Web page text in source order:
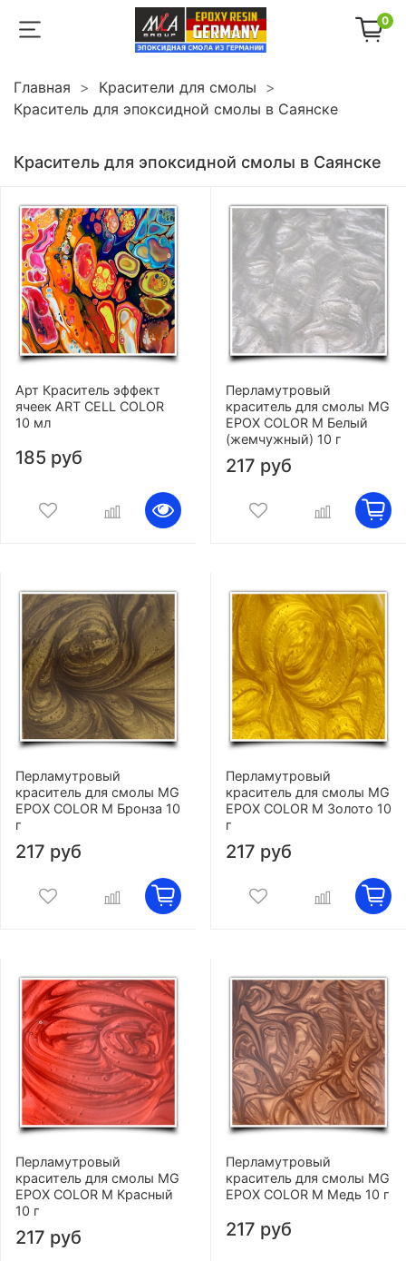
0
Главная
Красители для смолы
Краситель для эпоксидной смолы в Саянске
Краситель для эпоксидной смолы в Саянске
Арт Краситель эффект
ячеек ART CELL COLOR
10 мл
185 руб
Перламутровый
краситель для смолы MG
EPOX COLOR M Белый
(жемчужный) 10 г
217 руб
Перламутровый
краситель для смолы MG
EPOX COLOR M Бронза 10
г
217 руб
Перламутровый
краситель для смолы MG
EPOX COLOR M Золото 10
г
217 руб
Перламутровый
краситель для смолы MG
EPOX COLOR M Красный
10 г
217 руб
Перламутровый
краситель для смолы MG
EPOX COLOR M Медь 10 г
217 руб